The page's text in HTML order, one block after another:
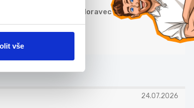
vše
Štěpán Moravec
24.07.2026